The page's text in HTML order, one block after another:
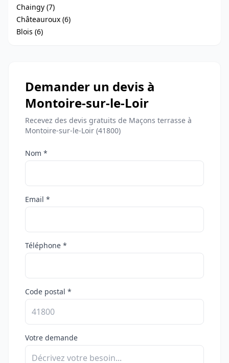
Chaingy (7)
Châteauroux (6)
Blois (6)
Demander un devis à
Montoire-sur-le-Loir
Recevez des devis gratuits de Maçons terrasse à
Montoire-sur-le-Loir (41800)
Nom *
Email *
Téléphone *
Code postal *
Votre demande